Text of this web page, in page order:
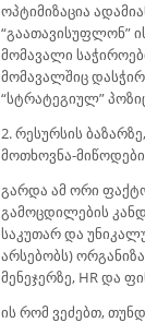
ოპტიმიზაცია
“გაათავისუფლონ”
მომავალი
მომავალშიც
“სტრატეგიულ”
2. რესურსის
მოთხოვნა-
გარდა ამ ორი
გამოცდილების
საკუთარ და
არსებობს)
მენეჯერზე, HR და
ის რომ ვეძებთ,